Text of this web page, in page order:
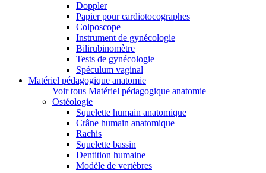
Doppler
Papier pour cardiotocographes
Colposcope
Instrument de gynécologie
Bilirubinomètre
Tests de gynécologie
Spéculum vaginal
Matériel pédagogique anatomie
Voir tous Matériel pédagogique anatomie
Ostéologie
Squelette humain anatomique
Crâne humain anatomique
Rachis
Squelette bassin
Dentition humaine
Modèle de vertèbres